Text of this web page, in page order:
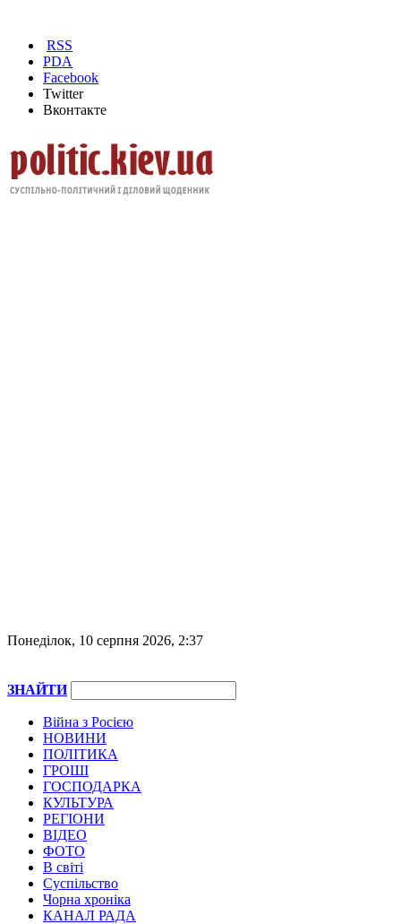
RSS
PDA
Facebook
Twitter
Вконтакте
Понеділок, 10 серпня 2026, 2:37
ЗНАЙТИ
Війна з Росією
НОВИНИ
ПОЛІТИКА
ГРОШІ
ГОСПОДАРКА
КУЛЬТУРА
РЕГІОНИ
ВІДЕО
ФОТО
В світі
Суспільство
Чорна хроніка
КАНАЛ РАДА